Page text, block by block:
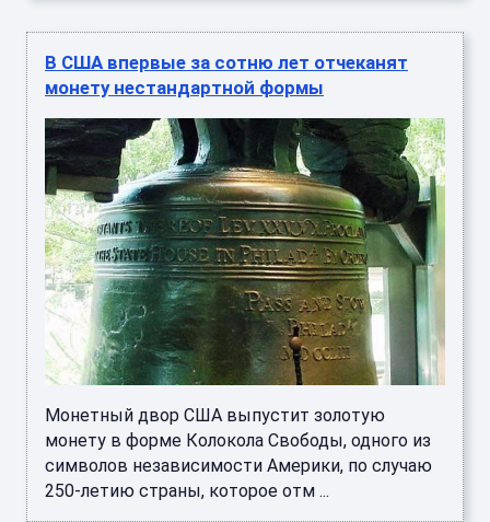
В США впервые за сотню лет отчеканят
монету нестандартной формы
Монетный двор США выпустит золотую
монету в форме Колокола Свободы, одного из
символов независимости Америки, по случаю
250-летию страны, которое отм ...